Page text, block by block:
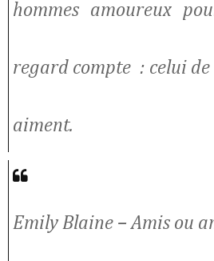
hommes amoureux
regard compte : celui de
aiment.
Emily Blaine –Amis ou